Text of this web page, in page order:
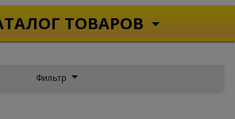
ТОВАРОВ
Фильтр